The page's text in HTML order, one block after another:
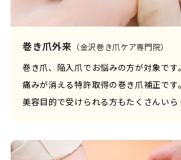
巻き爪外来 （金沢巻き爪ケア専門院）
巻き爪、陥入爪でお悩みの方が対象です
痛みが消える特許取得の巻き爪補正です
美容目的で受けられる方もたくさんいら